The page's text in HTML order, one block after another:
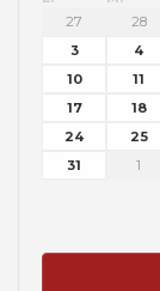
27
28
3
4
10
11
17
18
24
25
31
1